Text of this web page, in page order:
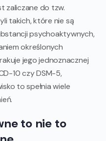
zaliczane do tzw.
takich, które nie są
psychoaktywnych,
określonych
jego jednoznacznej
10 czy DSM-5,
to spełnia wiele
to nie to